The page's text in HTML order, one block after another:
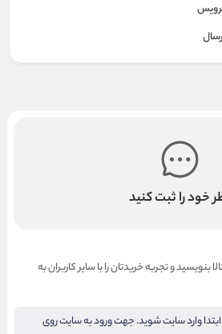
خود را ثبت کنید
بنویسید و تجربه خریدتان را با سایر کاربران به
وارد سایت شوید. جهت ورود به سایت روی